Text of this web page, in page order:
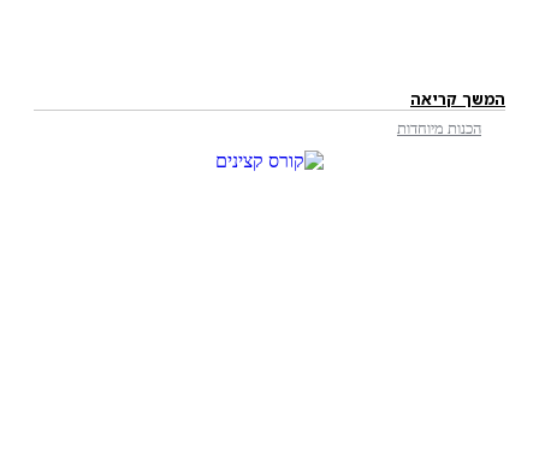
המשך קריאה
הכנות מיוחדות